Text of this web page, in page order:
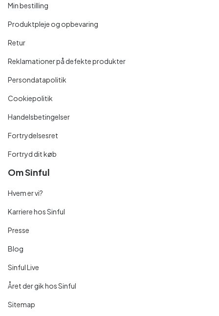
Min bestilling
Produktpleje og opbevaring
Retur
Reklamationer på defekte produkter
Persondatapolitik
Cookiepolitik
Handelsbetingelser
Fortrydelsesret
Fortryd dit køb
Om Sinful
Hvem er vi?
Karriere hos Sinful
Presse
Blog
Sinful Live
Året der gik hos Sinful
Sitemap